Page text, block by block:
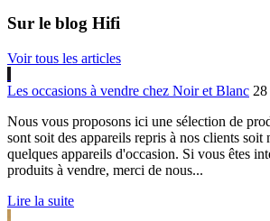
Sur le blog Hifi
Voir tous les articles
Les occasions à vendre chez Noir et Blanc
Nous vous proposons ici une sélection de
sont soit des appareils repris à nos clients
quelques appareils d'occasion. Si vous êtes
produits à vendre, merci de nous...
Lire la suite